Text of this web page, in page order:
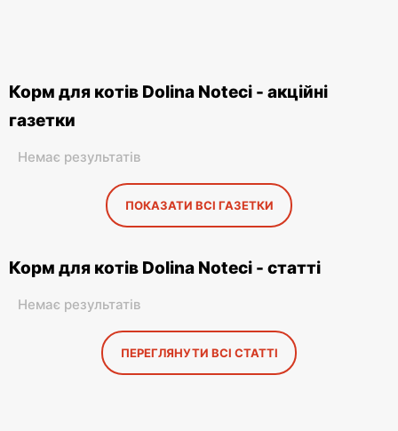
Корм для котів Dolina Noteci - акційні
газетки
Немає результатів
ПОКАЗАТИ ВСІ ГАЗЕТКИ
Корм для котів Dolina Noteci - статті
Немає результатів
ПЕРЕГЛЯНУТИ ВСІ СТАТТІ